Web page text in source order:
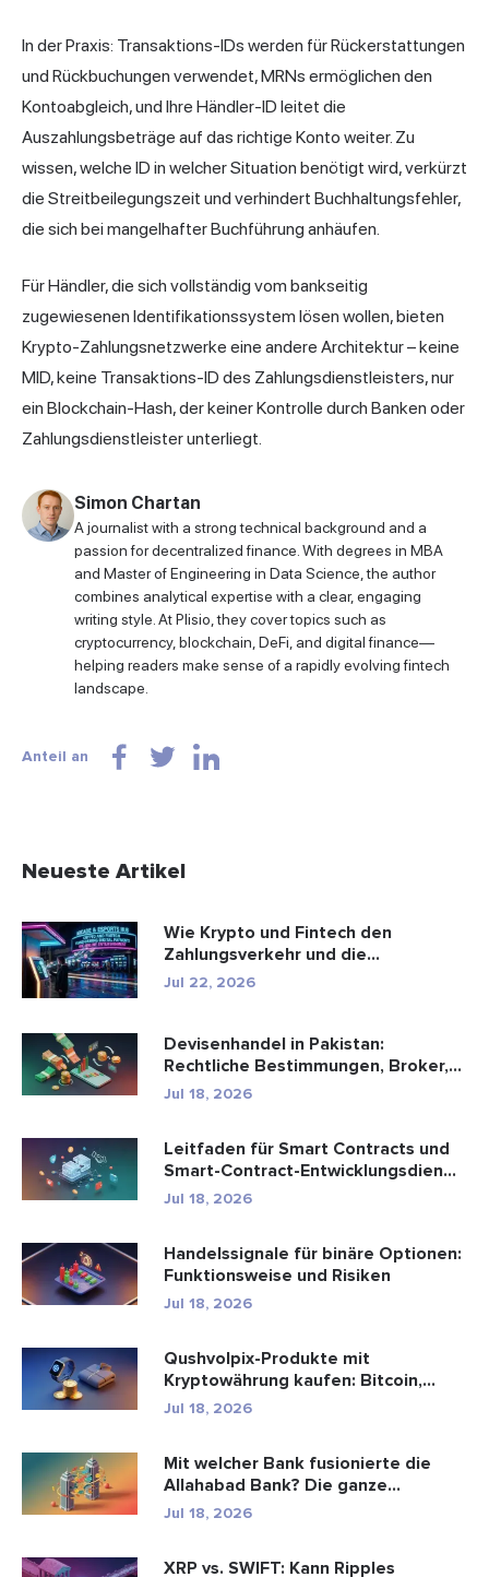
In der Praxis: Transaktions-IDs werden für Rückerstattungen
und Rückbuchungen verwendet, MRNs ermöglichen den
Kontoabgleich, und Ihre Händler-ID leitet die
Auszahlungsbeträge auf das richtige Konto weiter. Zu
wissen, welche ID in welcher Situation benötigt wird, verkürzt
die Streitbeilegungszeit und verhindert Buchhaltungsfehler,
die sich bei mangelhafter Buchführung anhäufen.
Für Händler, die sich vollständig vom bankseitig
zugewiesenen Identifikationssystem lösen wollen, bieten
Krypto-Zahlungsnetzwerke eine andere Architektur – keine
MID, keine Transaktions-ID des Zahlungsdienstleisters, nur
ein Blockchain-Hash, der keiner Kontrolle durch Banken oder
Zahlungsdienstleister unterliegt.
Simon Chartan
A journalist with a strong technical background and a
passion for decentralized finance. With degrees in MBA
and Master of Engineering in Data Science, the author
combines analytical expertise with a clear, engaging
writing style. At Plisio, they cover topics such as
cryptocurrency, blockchain, DeFi, and digital finance—
helping readers make sense of a rapidly evolving fintech
landscape.
Anteil an
Neueste Artikel
Wie Krypto und Fintech den
Zahlungsverkehr und die
Unterhaltungsbr...
Jul 22, 2026
Devisenhandel in Pakistan:
Rechtliche Bestimmungen, Broker,
Handel...
Jul 18, 2026
Leitfaden für Smart Contracts und
Smart-Contract-Entwicklungsdien...
Jul 18, 2026
Handelssignale für binäre Optionen:
Funktionsweise und Risiken
Jul 18, 2026
Qushvolpix-Produkte mit
Kryptowährung kaufen: Bitcoin,
Zahlungen ...
Jul 18, 2026
Mit welcher Bank fusionierte die
Allahabad Bank? Die ganze
Geschic...
Jul 18, 2026
XRP vs. SWIFT: Kann Ripples